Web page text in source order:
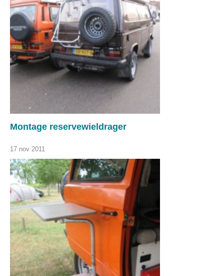
Montage reservewieldrager
17 nov 2011